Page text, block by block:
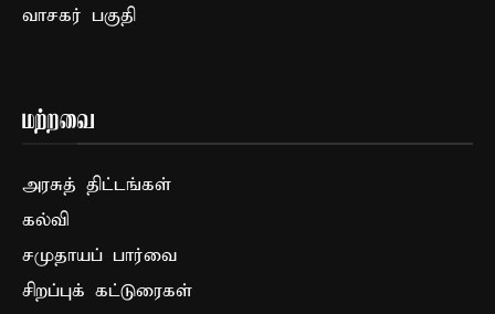
வாசகர் பகுதி
மற்றவை
அரசுத் திட்டங்கள்
கல்வி
சமுதாயப் பார்வை
சிறப்புக் கட்டுரைகள்